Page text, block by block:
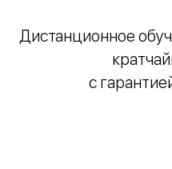
Дистанционное
с